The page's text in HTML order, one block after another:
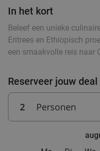
food
food
Verkocht: 451
2- of 3-gangendiner
Kralingen
Vandaag Morgen
Curry's Kralingen
In het kort
Beleef een unieke
Eritrees en Ethiopisch
een smaakvolle reis naar
Reserveer jouw deal
2 Personen